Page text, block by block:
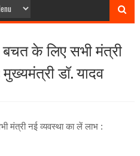
बचत के लिए सभी मंत्री
डॉ. यादव
मंत्री नई व्यवस्था का लें लाभ :